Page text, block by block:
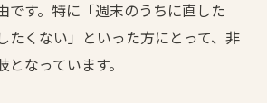
です。特に「週末のうちに直した
たくない」といった方にとって、非
なっています。